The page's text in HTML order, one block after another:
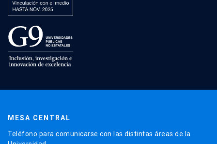
MESA CENTRAL
Teléfono para comunicarse con las distintas áreas de la